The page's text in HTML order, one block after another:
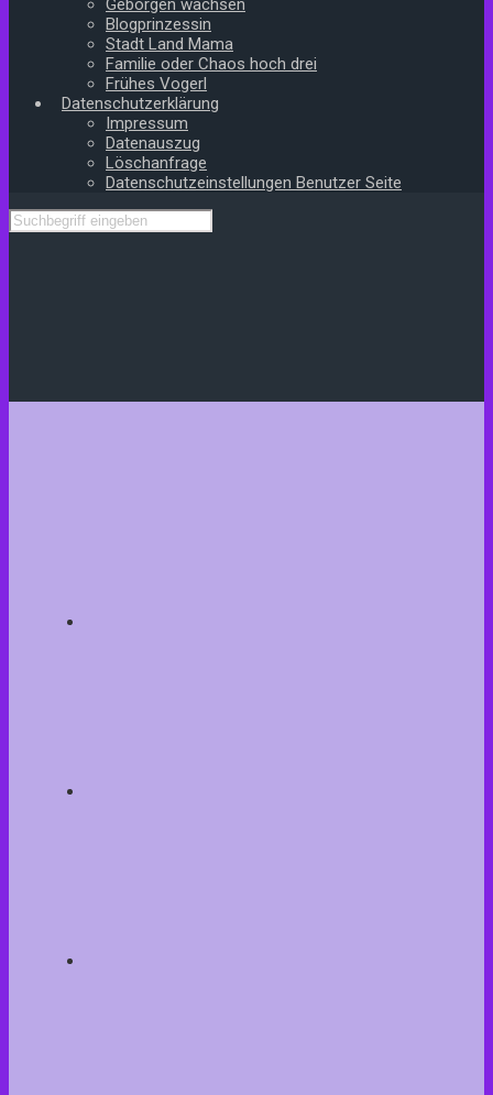
Geborgen wachsen
Blogprinzessin
Stadt Land Mama
Familie oder Chaos hoch drei
Frühes Vogerl
Datenschutzerklärung
Impressum
Datenauszug
Löschanfrage
Datenschutzeinstellungen Benutzer Seite